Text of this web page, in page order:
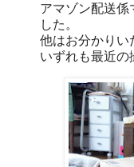
アマゾン配送係
した。
他はお分かりい
いずれも最近の